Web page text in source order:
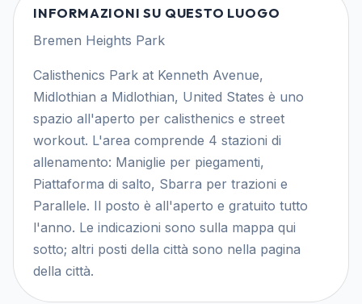
INFORMAZIONI SU QUESTO LUOGO
Bremen Heights Park
Calisthenics Park at Kenneth Avenue,
Midlothian a Midlothian, United States è uno
spazio all'aperto per calisthenics e street
workout. L'area comprende 4 stazioni di
allenamento: Maniglie per piegamenti,
Piattaforma di salto, Sbarra per trazioni e
Parallele. Il posto è all'aperto e gratuito tutto
l'anno. Le indicazioni sono sulla mappa qui
sotto; altri posti della città sono nella pagina
della città.